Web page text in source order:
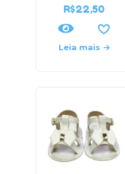
R$22,50
Leia mais